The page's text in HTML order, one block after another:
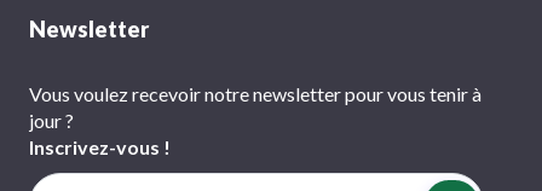
Newsletter
Vous voulez recevoir notre newsletter pour vous tenir à
jour ?
Inscrivez-vous !